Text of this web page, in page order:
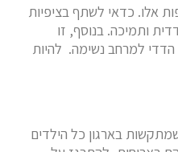
אלו. כדאי לשתף בציפיות
ותמיכה. בנוסף, זו
הדדי למרחב נשימה. להיות
בארגון כל הילדים